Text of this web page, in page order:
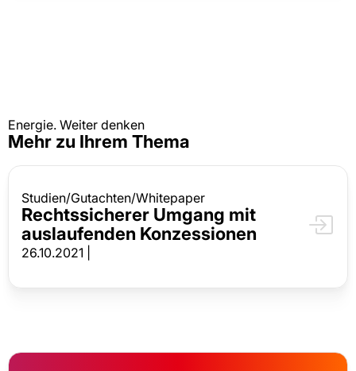
Energie. Weiter denken
Mehr zu Ihrem Thema
Studien/Gutachten/Whitepaper
Rechtssicherer Umgang mit
auslaufenden Konzessionen
26.10.2021 |